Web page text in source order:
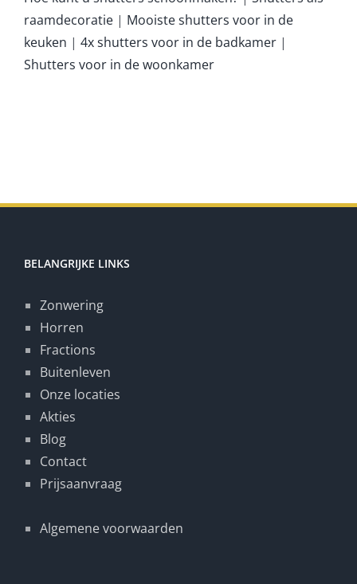
raamdecoratie| Mooiste shutters voor in de
keuken | 4x shutters voor in de badkamer|
Shutters voor in de woonkamer
BELANGRIJKE LINKS
Zonwering
Horren
Fractions
Buitenleven
Onze locaties
Akties
Blog
Contact
Prijsaanvraag
Algemene voorwaarden